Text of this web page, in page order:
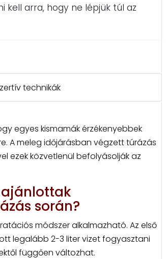
kell arra, hogy ne lépjük túl az
technikák
egyes kismamák érzékenyebbek
A meleg időjárásban végzett túrázás
ezek közvetlenül befolyásolják az
során?
módszer alkalmazható. Az első
legalább 2-3 liter vizet fogyasztani
függően változhat.